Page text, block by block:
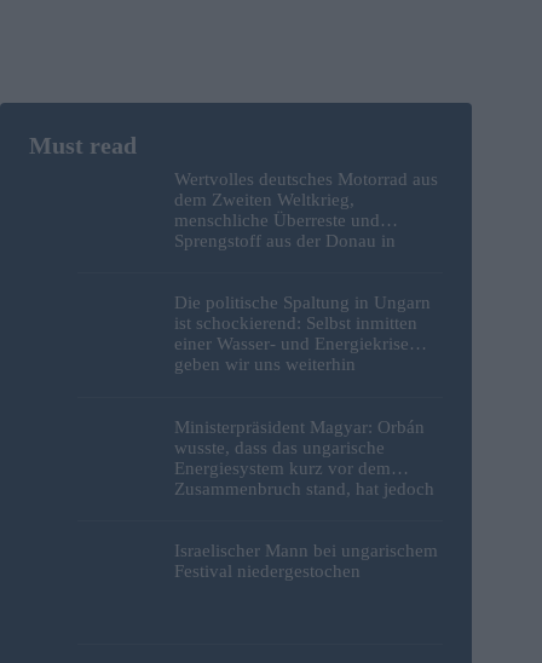
Wertvolles deutsches Motorrad aus
dem Zweiten Weltkrieg,
menschliche Überreste und
Sprengstoff aus der Donau in
Die politische Spaltung in Ungarn
ist schockierend: Selbst inmitten
einer Wasser- und Energiekrise
geben wir uns weiterhin
Ministerpräsident Magyar: Orbán
wusste, dass das ungarische
Energiesystem kurz vor dem
Zusammenbruch stand, hat jedoch
Israelischer Mann bei ungarischem
Festival niedergestochen